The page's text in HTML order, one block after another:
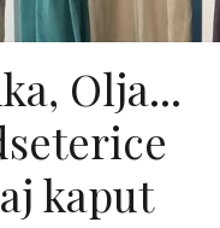
Olja...
kaput